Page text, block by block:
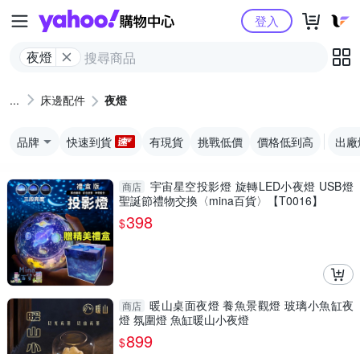
Yahoo購物中心
夜燈
登入
床邊配件 夜燈
品牌 快速到貨 有現貨 挑戰低價 價格低到高 出
商店
宇宙星空投影燈 旋轉LED小夜燈 USB燈
聖誕節禮物交換〈mina百貨〉【T0016】
$398
商店 暖山桌面夜燈 養魚景觀燈 玻璃小魚缸夜
燈 氛圍燈 魚缸暖山小夜燈
$899